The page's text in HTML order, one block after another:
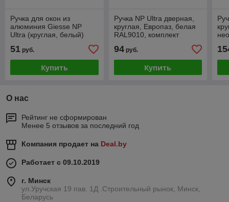
Ручка для окон из
алюминия Giesse NP
Ultra (круглая, белый)
51 руб.
Купить
Ручка NP Ultra дверная,
круглая, Европаз, белая
RAL9010, комплект
94руб.
Купить
О нас
Рейтинг не сформирован
Менее 5 отзывов за последний год
Компания продает на Deal.by
Работает с 09.10.2019
г. Минск
ул.Уручская 19 пав. 1Д .Строительный рынок, Минск,
Беларусь